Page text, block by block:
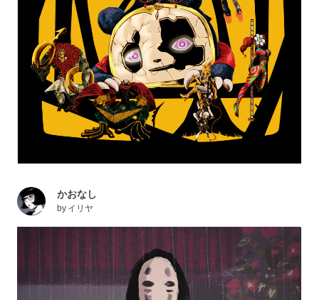
かおなし
by イリヤ